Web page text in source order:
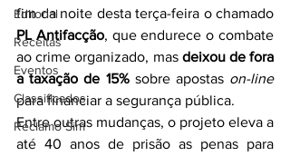
Editorial
Receitas
Eventos
Classificados
Reclamo Sim
PL Antifacção, que endurece o combate
ao crime organizado, mas deixou de fora
a taxação de 15% sobre apostas on-line
para financiar a segurança pública.
Entre outras mudanças, o projeto eleva a
até 40 anos de prisão as penas para